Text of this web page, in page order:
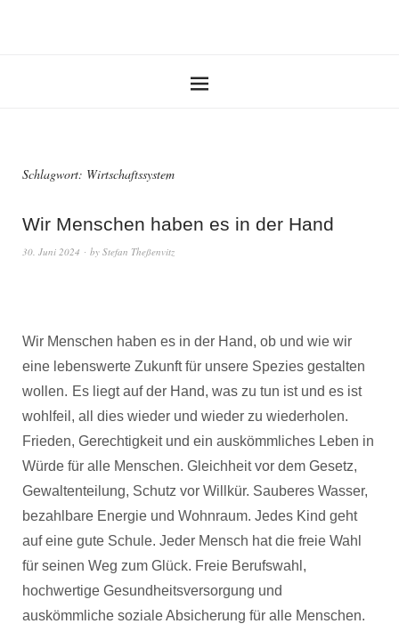
Schlagwort: Wirtschaftssystem
Wir Menschen haben es in der Hand
30. Juni 2024 by Stefan Theßenvitz
Wir Menschen haben es in der Hand, ob und wie wir
eine lebenswerte Zukunft für unsere Spezies gestalten
wollen. Es liegt auf der Hand, was zu tun ist und es ist
wohlfeil, all dies wieder und wieder zu wiederholen.
Frieden, Gerechtigkeit und ein auskömmliches Leben in
Würde für alle Menschen. Gleichheit vor dem Gesetz,
Gewaltenteilung, Schutz vor Willkür. Sauberes Wasser,
bezahlbare Energie und Wohnraum. Jedes Kind geht
auf eine gute Schule. Jeder Mensch hat die freie Wahl
für seinen Weg zum Glück. Freie Berufswahl,
hochwertige Gesundheitsversorgung und
auskömmliche soziale Absicherung für alle Menschen.